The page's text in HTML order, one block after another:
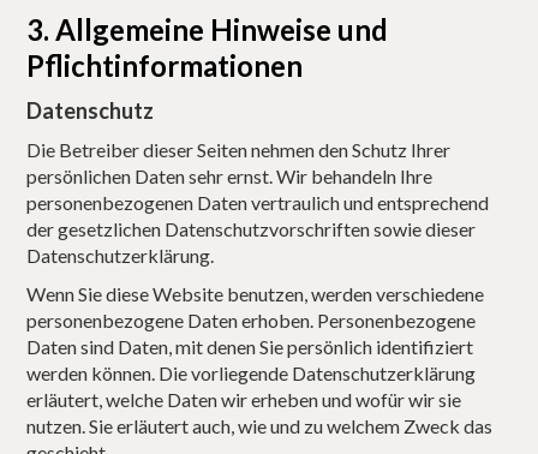
3. Allgemeine Hinweise und
Pflichtinformationen
Datenschutz
Die Betreiber dieser Seiten nehmen den Schutz Ihrer
persönlichen Daten sehr ernst. Wir behandeln Ihre
personenbezogenen Daten vertraulich und entsprechend
der gesetzlichen Datenschutzvorschriften sowie dieser
Datenschutzerklärung.
Wenn Sie diese Website benutzen, werden verschiedene
personenbezogene Daten erhoben. Personenbezogene
Daten sind Daten, mit denen Sie persönlich identifiziert
werden können. Die vorliegende Datenschutzerklärung
erläutert, welche Daten wir erheben und wofür wir sie
nutzen. Sie erläutert auch, wie und zu welchem Zweck das